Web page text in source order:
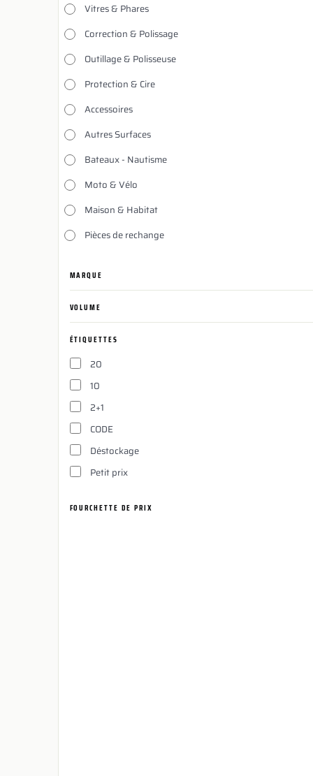
Vitres & Phares
Correction & Polissage
Outillage & Polisseuse
Protection & Cire
Accessoires
Autres Surfaces
Bateaux - Nautisme
Moto & Vélo
Maison & Habitat
Pièces de rechange
MARQUE
VOLUME
ÉTIQUETTES
20
10
2+1
CODE
Déstockage
Petit prix
FOURCHETTE DE PRIX